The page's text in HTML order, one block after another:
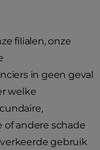
filialen, onze
in geen geval
welke
of andere schade
gebruik